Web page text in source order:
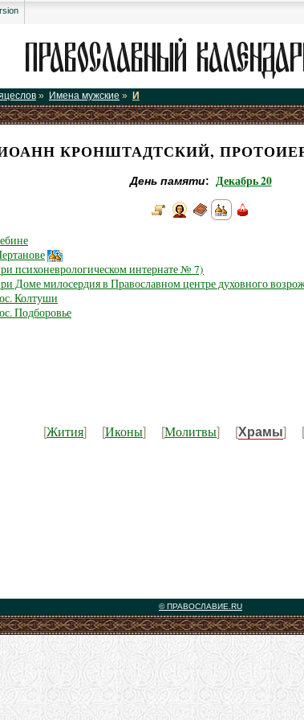
» Имена мужские » И
КРОНШТАДТСКИЙ,
День памяти: Декабрь 20
психоневрологическом интернате № 7)
Доме милосердия в Православном центре духовного
Колтуши
Подборовье
[Жития] [Иконы] [Молитвы] [Храмы] [
© ПРАВОСЛАВИЕ.RU